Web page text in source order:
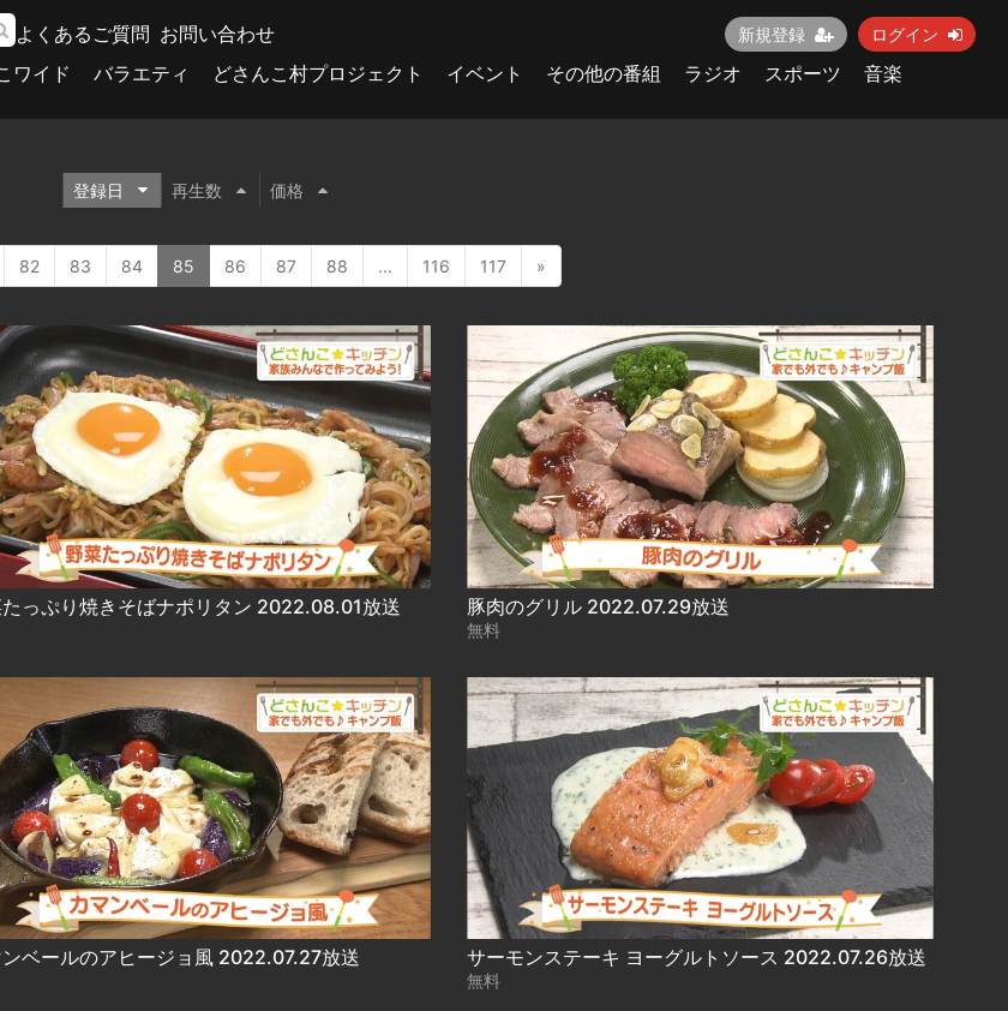
よくあるご質問 お問い合わせ 新規登録 ログイン
ワイド バラエティ どさんこ村プロジェクト イベント その他の番組 ラジオ スポーツ
音楽
登録日 再生数 価格
82 83 84 85 86 87 88 ... 116 117 »
っぷり焼きそばナポリタン 2022.08.01放送 豚肉のグリル 2022.07.29放送
無料
ンベールのアヒージョ風 2022.07.27放送 サーモンステーキ ヨーグルトソース 2022.07.26放送
無料